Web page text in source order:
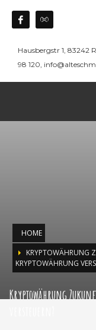
Hausbergstr 1, 83242
98 120,
HOME
KRYPTOWÄHRUNG
KRYPTOWÄHRUNG
Kryptowährung